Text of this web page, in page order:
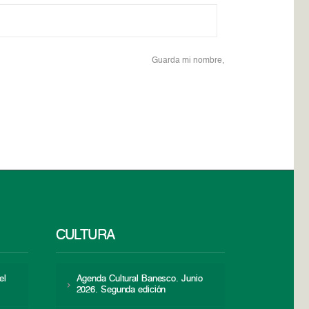
Guarda mi nombre,
CULTURA
Agenda Cultural Banesco. Junio
2026. Segunda edición